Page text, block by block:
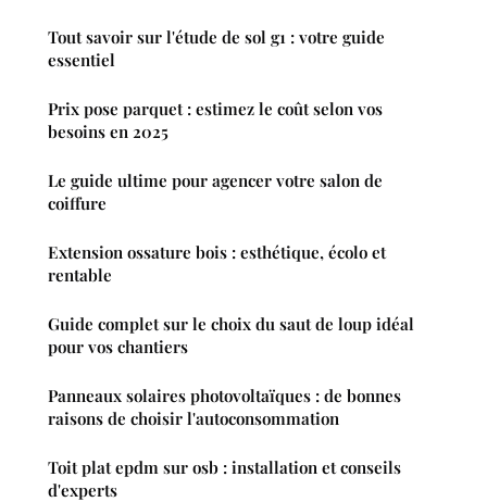
Tout savoir sur l'étude de sol g1 : votre guide
essentiel
Prix pose parquet : estimez le coût selon vos
besoins en 2025
Le guide ultime pour agencer votre salon de
coiffure
Extension ossature bois : esthétique, écolo et
rentable
Guide complet sur le choix du saut de loup idéal
pour vos chantiers
Panneaux solaires photovoltaïques : de bonnes
raisons de choisir l'autoconsommation
Toit plat epdm sur osb : installation et conseils
d'experts